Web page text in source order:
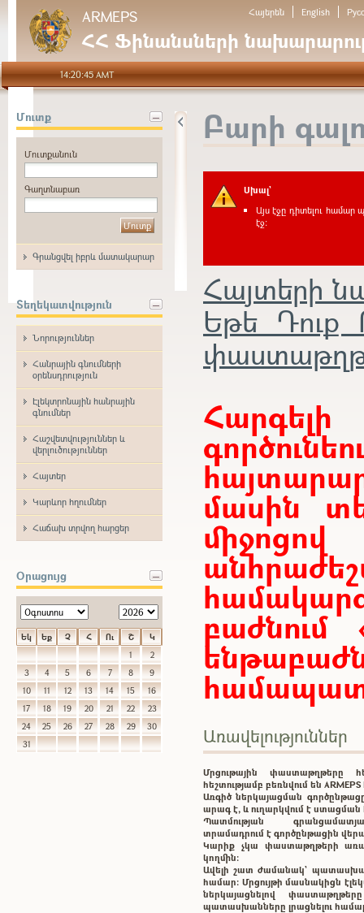
ARMEPS
ՀՀ Ֆինանսների
Հայերեն English
14:20:45 AMT
Մուտք
Մուտքանուն
Գաղտնաբառ
Գրանցվել իբրև մատակարար
Տեղեկատվություն
Նորություններ
Հանրային գնումների
օրենսդրություն
Էլեկտրոնային հանրային
գնումներ
Հաշվետվություններ և
վերլուծություններ
Հայտեր
Կարևոր հղումներ
Հաճախ տրվող հարցեր
Օրացույց
Եկ Եք Չ Հ Ու Շ
Կ
1
2
3
4 5 6 7 8
9
10
11 12 13 14 15
16
17
18 19 20 21 22
23
24
25 26 27 28 29
30
31
Բարի
Սխալ`
Այս էջը դիտելու համար
էջ:
Հայտերի
Եթե Դուք
մասին
բաժնում
Առավելություններ
Մրցութային փաստաթղթերը
հեշտությամբ բեռնվում են
Առգիծ ներկայացման
արագ է, և ուղարկվում է
Պատմության
տրամադրում է գործընթացին
Կարիք չկա փաստաթղթերի
կողմին:
Ավելի շատ ժամանակ`
համար: Մրցույթի մասնակիցն
ներկայացնելով
պատասխանները լրացնելու